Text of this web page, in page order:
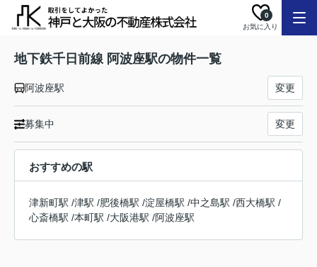
お気に入り
0
地下鉄千日前線 阿波座駅の物件一覧
阿波座駅 変更
募集中 変更
おすすめの駅
津新町駅 /津駅 /肥後橋駅 /淀屋橋駅 /中之島駅 /西大橋駅 /
心斎橋駅 /本町駅 /大阪港駅 /阿波座駅